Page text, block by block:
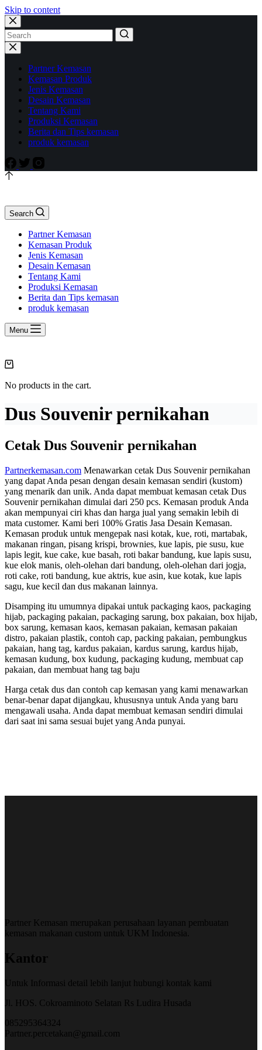
Skip to content
Partner Kemasan
Kemasan Produk
Jenis Kemasan
Desain Kemasan
Tentang Kami
Produksi Kemasan
Berita dan Tips kemasan
produk kemasan
Search
Partner Kemasan
Kemasan Produk
Jenis Kemasan
Desain Kemasan
Tentang Kami
Produksi Kemasan
Berita dan Tips kemasan
produk kemasan
Menu
Shopping
No products in the cart.
Dus Souvenir pernikahan
Cetak Dus Souvenir pernikahan
Partnerkemasan.com Menawarkan cetak Dus Souvenir pernikahan
yang dapat Anda pesan dengan desain kemasan sendiri (kustom)
yang menarik dan unik. Anda dapat membuat kemasan cetak Dus
Souvenir pernikahan dimulai dari 250 pcs. Kemasan produk Anda
akan mempunyai ciri khas dan harga jual yang semakin lebih di
mata customer. Kami beri 100% Gratis Jasa Desain Kemasan.
Kemasan produk untuk mengepak nasi kotak, kue, roti, martabak,
makanan ringan, pisang krispi, brownies, kue lapis, pie susu, kue
lapis legit, kue cake, kue basah, roti bakar bandung, kue lapis susu,
kue elok manis, oleh-olehan dari bandung, oleh-olehan dari jogja,
roti cake, roti bandung, kue aktris, kue asin, kue kotak, kue lapis
sagu, kue kecil dan dus makanan lainnya.
Disamping itu umumnya dipakai untuk packaging kaos, packaging
hijab, packaging pakaian, packaging sarung, box pakaian, box hijab,
box sarung, kemasan kaos, kemasan pakaian, kemasan pakaian
distro, pakaian plastik, contoh cap, packing pakaian, pembungkus
pakaian, hang tag, kardus pakaian, kardus sarung, kardus hijab,
kemasan kudung, box kudung, packaging kudung, membuat cap
pakaian, dan membuat hang tag baju
Harga cetak dus dan contoh cap kemasan yang kami menawarkan
benar-benar dapat dijangkau, khususnya untuk Anda yang baru
mengawali usaha. Anda dapat membuat kemasan sendiri dimulai
dari saat ini sama sesuai bujet yang Anda punyai.
Partner Kemasan merupakan perusahaan layanan pembuatan
kemasan makanan custom untuk UKM Indonesia.
Kantor
Untuk Informasi detail lebih lanjut hubungi kontak kami
Jl. HOS. Cokroaminoto Selatan Rs Ludira Husada
085295364324
Partner.percetakan@gmail.com